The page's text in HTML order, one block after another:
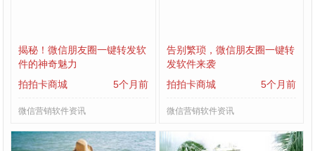
揭秘！微信朋友圈一键转发软
件的神奇魅力
拍拍卡商城
5个月前
微信营销软件资讯
告别繁琐，微信朋友圈一键转
发软件来袭
拍拍卡商城
5个月前
微信营销软件资讯